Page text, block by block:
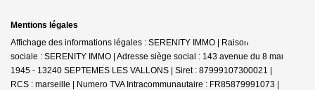
Mentions légales
Affichage des informations légales : SERENITY IMMO | Raison
sociale : SERENITY IMMO | Adresse siège social : 143 avenue du 8 mai
1945 - 13240 SEPTEMES LES VALLONS | Siret : 87999107300021 |
RCS : marseille | Numero TVA Intracommunautaire : FR85879991073 |